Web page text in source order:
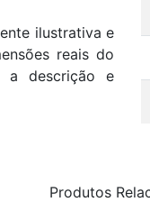
ilustrativa e
reais do
a descrição e
Produtos